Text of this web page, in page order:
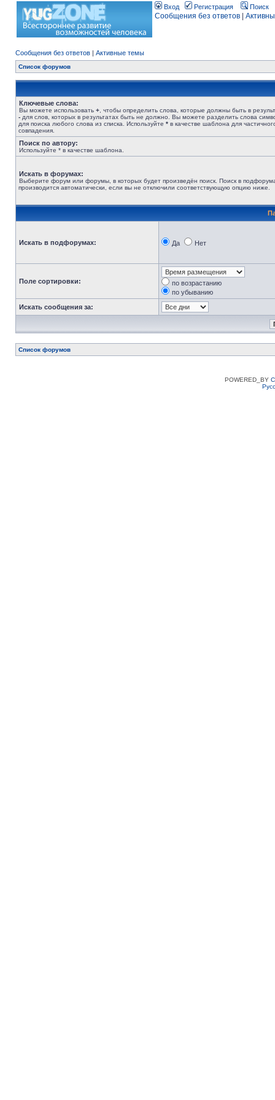
Вход Регистрация Поиск
Сообщения без ответов
Сообщения без ответов | Активные темы
Список форумов
Ключевые слова:
Вы можете использовать + , чтобы определить слова, которые должны быть в
- для слов, которых в результатах быть не должно. Вы можете разделить слова
для поиска любого слова из списка. Используйте * в качестве шаблона для
совпадения.
Поиск по автору:
Используйте * в качестве шаблона.
Искать в форумах:
Выберите форум или форумы, в которых будет произведён поиск. Поиск в
производится автоматически, если вы не отключили соответствующую опцию ниже.
Искать в подфорумах: Да Нет
Поле сортировки:
по возрастанию
по убыванию
Искать сообщения за:
Список форумов
POWERED_BY